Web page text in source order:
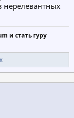
нерелевантных
и стать гуру